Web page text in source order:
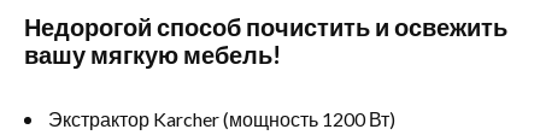
Недорогой способ почистить и освежить
вашу мягкую мебель!
Экстрактор Karcher (мощность 1200 Вт)